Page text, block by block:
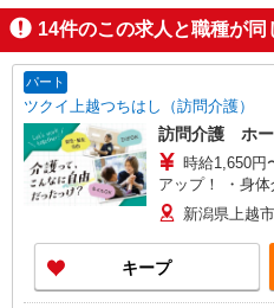
※経験者は3ヶ月以上
※給与幅は経験・能力に
★週払いOK（規定あり）
掲載期
14件のこの求人と職種が同
パート
ツクイ上越つちはし（訪問介護）
訪問介護 ホ
時給1,650円〜1,982円 ★
アップ！ ・身
深夜手当:300円/
帯） ・ICT手当
・ケア→ケアの
特定事業所加算
格・経験等によ
新潟県上越
キープ